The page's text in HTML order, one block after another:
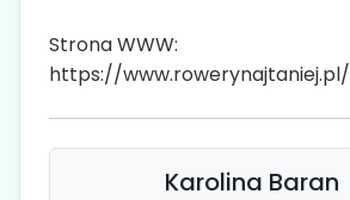
Strona WWW:
https://www.rowerynajtaniej.pl/
Karolina Baran